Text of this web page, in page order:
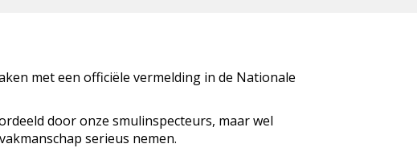
met een officiële vermelding in de Nationale
door onze smulinspecteurs, maar wel
serieus nemen.